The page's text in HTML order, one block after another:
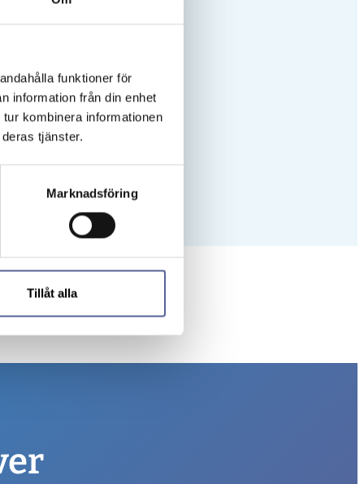
funktioner för
information från din enhet
kombinera informationen
tjänster.
Marknadsföring
Tillåt alla